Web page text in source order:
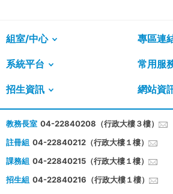
組室/中心 專區連
系統平台 常用服
招生資訊 網站資
教務長室 04-22840208（行政大樓３樓）
註冊組 04-22840212（行政大樓１樓）
課務組 04-22840215（行政大樓１樓）
招生組 04-22840216（行政大樓１樓）